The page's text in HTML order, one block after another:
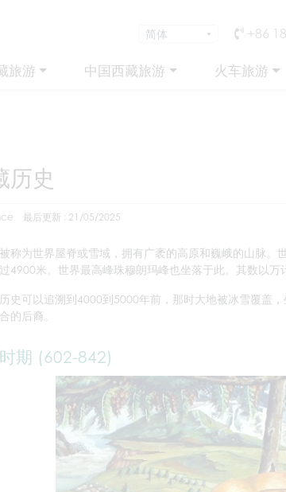
+86
旅游 中国西藏旅游 火车旅游
历史
最后更新 : 21/05/2025
称为世界屋脊或雪域，拥有广袤的高原和巍峨的山脉
4900米。世界最高峰珠穆朗玛峰也坐落于此。其数以万
史可以追溯到4000到5000年前，那时大地被冰雪覆盖
的后裔。
期 (602-842)